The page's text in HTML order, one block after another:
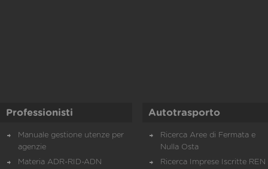
Professionisti
Manuale gestione utenze per
agenzie
Materia ADR-RID-ADN
Autotrasporto
Ricerca Aree di Fermata e
Nulla Osta
Ricerca Imprese Iscritte REN